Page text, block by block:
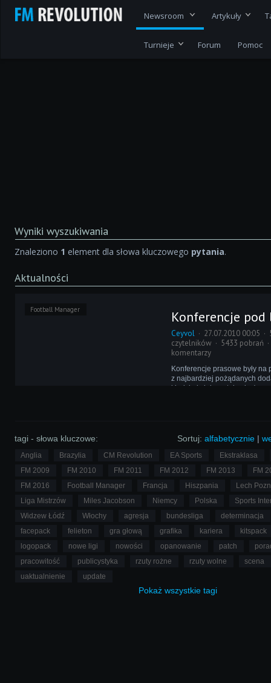
Newsroom Artykuły
Turnieje Forum Pomoc
Wyniki wyszukiwania
Znaleziono 1 element dla słowa kluczowego pytania.
Aktualności
Football Manager Konferencje pod
Ceyvol 27.07.2010 00:05
czytelników
5433 pobrań
komentarzy
Konferencje prasowe były na
z najbardziej pożądanych
kiedykolwiek został
Sortuj: alfabetycznie |
tagi - słowa kluczowe:
Anglia Brazylia CM Revolution EA Sports
Ekstraklasa
FM 2009
FM 2010 FM 2011 FM 2012 FM 2013
FM
FM 2016
Football Manager Francja Hiszpania
Lech
Liga Mistrzów
Miles Jacobson Niemcy Polska
Sports
Widzew Łódź
Włochy agresja bundesliga
determinacja
facepack
felieton gra głową grafika kariera
kitspack
logopack
nowe ligi nowości opanowanie patch
pracowitość
publicystyka rzuty rożne rzuty wolne
scena
uaktualnienie
update
Pokaż wszystkie tagi